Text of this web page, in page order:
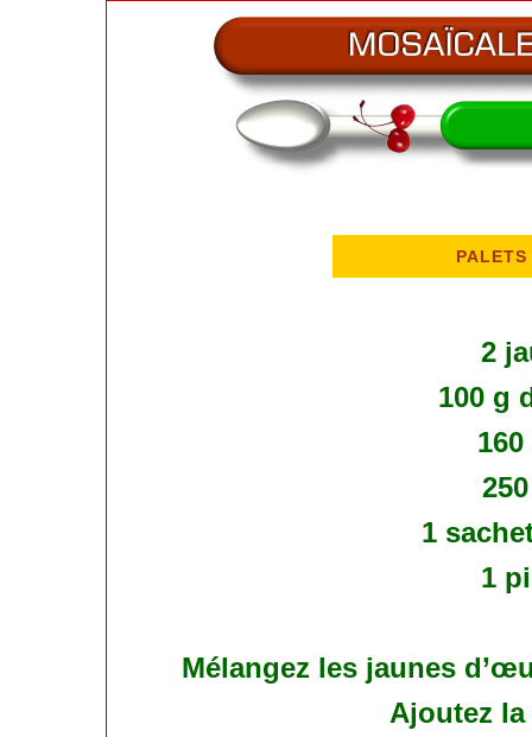
2
100 g
1
1
Mélangez les jaunes
Ajoutez